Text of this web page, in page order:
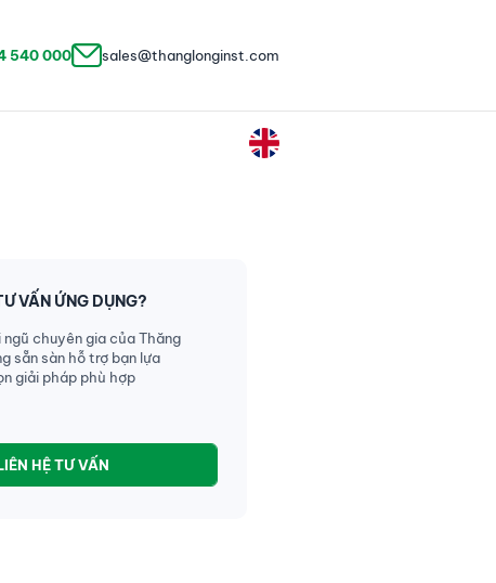
540 000 sales@thanglonginst.com
VẤN ỨNG DỤNG?
chuyên gia của Thăng
sẵn sàn hỗ trợ bạn lựa
giải pháp phù hợp
HỆ TƯ VẤN